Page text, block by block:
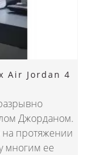
Air Jordan 4
Джорданом.
на протяжении
многим ее